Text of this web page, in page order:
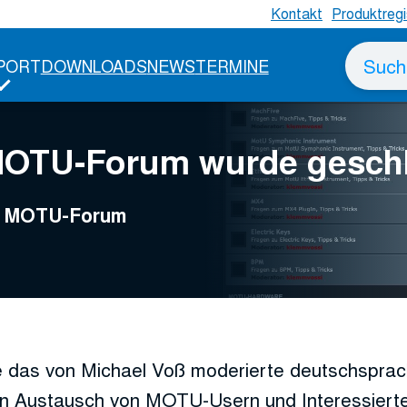
Kontakt
DOWNLOADSNEWSTERMINE
Suche
nach
Forum wurde
Forum
von Michael Voß moderierte
Austausch von MOTU-Usern und